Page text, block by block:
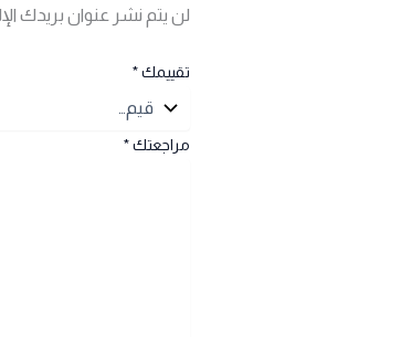
لن يتم نشر عنوان بريدك
تقييمك*
مراجعتك*